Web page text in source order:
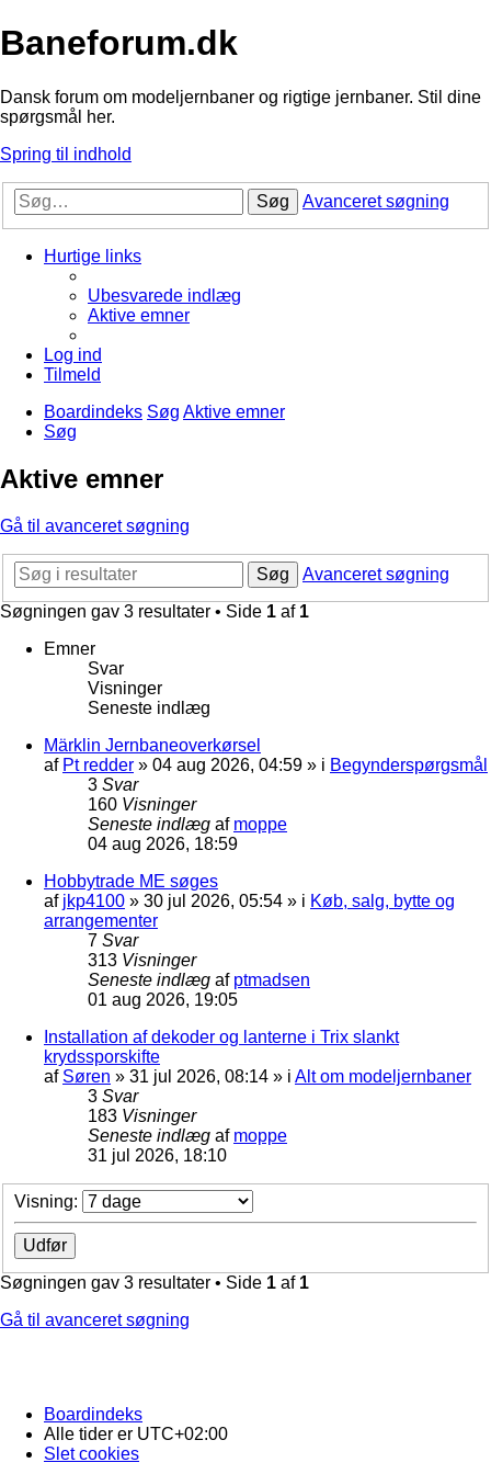
Baneforum.dk
Dansk forum om modeljernbaner og rigtige jernbaner. Stil dine
spørgsmål her.
Spring til indhold
Søg Avanceret søgning
Hurtige links
Ubesvarede indlæg
Aktive emner
Log ind
Tilmeld
Boardindeks Søg Aktive emner
Søg
Aktive emner
Gå til avanceret søgning
Søg
Avanceret søgning
Søgningen gav 3 resultater • Side 1 af 1
Emner
Svar
Visninger
Seneste indlæg
Märklin Jernbaneoverkørsel
af Pt redder » 04 aug 2026, 04:59 » i Begynderspørgsmål
3 Svar
160 Visninger
Seneste indlæg af moppe
04 aug 2026, 18:59
Hobbytrade ME søges
af jkp4100 » 30 jul 2026, 05:54 » i Køb, salg, bytte og
arrangementer
7 Svar
313 Visninger
Seneste indlæg af ptmadsen
01 aug 2026, 19:05
Installation af dekoder og lanterne i Trix slankt
krydssporskifte
af Søren » 31 jul 2026, 08:14 » i Alt om modeljernbaner
3 Svar
183 Visninger
Seneste indlæg af moppe
31 jul 2026, 18:10
Visning:
Søgningen gav 3 resultater • Side 1 af 1
Gå til avanceret søgning
Boardindeks
Alle tider er UTC+02:00
Slet cookies